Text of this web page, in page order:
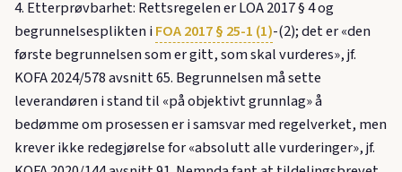
4. Etterprøvbarhet: Rettsregelen er LOA 2017 § 4 og
begrunnelsesplikten iFOA 2017 § 25-1 (1)-(2); det er «den
første begrunnelsen som er gitt, som skal vurderes», jf.
KOFA 2024/578 avsnitt 65. Begrunnelsen må sette
leverandøren i stand til «på objektivt grunnlag» å
bedømme om prosessen er i samsvar med regelverket, men
krever ikke redegjørelse for «absolutt alle vurderinger», jf.